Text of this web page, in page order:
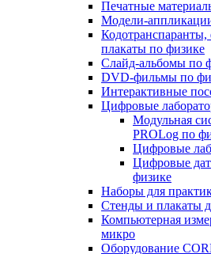
Печатные
Модели-
плакаты по физике
Слайд-альбомы по
DVD-фильмы по
Интерактивные
Цифровые
Модульная
PROLog по
Цифровые
Цифровые
физике
Наборы для
Стенды и плакаты
Компьютерная
микро
Оборудование